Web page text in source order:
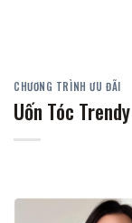
CHƯƠNG TRÌNH ƯU ĐÃI
Uốn Tóc